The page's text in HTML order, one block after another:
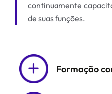
continuamente
de suas funções.
Formação